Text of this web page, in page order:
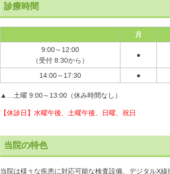
診療時間
月
9:00～12:00
（受付 8:30から）
●
14:00～17:30 ●
▲…土曜 9:00～13:00 （休み時間なし）
【休診日】水曜午後、土曜午後、日曜、祝日
当院の特色
当院は様々な疾患に対応可能な検査設備、デジタルX線